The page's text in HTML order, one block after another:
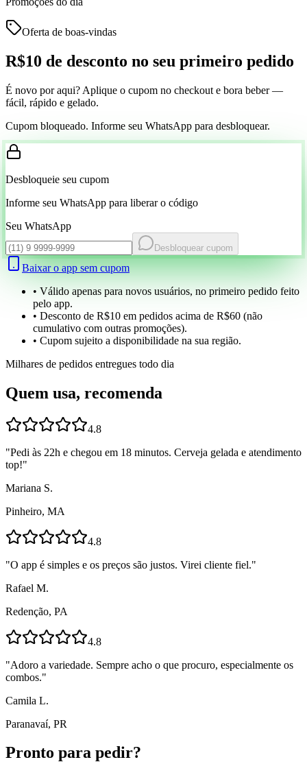
Oferta de boas-vindas
R$10 de desconto no seu primeiro pedido
É novo por aqui? Aplique o cupom no checkout e bora beber —
fácil, rápido e gelado.
Cupom bloqueado. Informe seu WhatsApp para desbloquear.
Desbloqueie seu cupom
Informe seu WhatsApp para liberar o código
Seu WhatsApp
Desbloquear cupom
Baixar o app sem cupom
• Válido apenas para novos usuários, no primeiro pedido feito
pelo app.
• Desconto de R$10 em pedidos acima de R$60 (não
cumulativo com outras promoções).
• Cupom sujeito a disponibilidade na sua região.
Milhares de pedidos entregues todo dia
Quem usa, recomenda
4.8
"Pedi às 22h e chegou em 18 minutos. Cerveja gelada e atendimento
top!"
Mariana S.
Pinheiro, MA
4.8
"O app é simples e os preços são justos. Virei cliente fiel."
Rafael M.
Redenção, PA
4.8
"Adoro a variedade. Sempre acho o que procuro, especialmente os
combos."
Camila L.
Paranavaí, PR
Pronto para pedir?